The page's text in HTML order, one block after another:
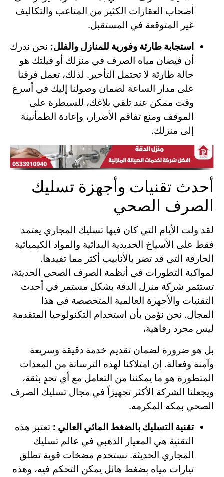
أصحاب العقارات الكثير من المتاعب والتكاليف
غير المتوقعة في المستقبل.
استجابة طارئة وفورية للمنازل والفلل: نحن ندرك
أن فيضان مياه الصرف في منزلك أو فيلتك هو
حالة طارئة لا تحتمل التأخير. لذلك، تعمل فرقنا
على مدار الساعة لضمان وصولنا إليك في أسرع
وقت ممكن عند تلقي بلاغك، للسيطرة على
الموقف ومنع تفاقم الأضرار، وإعادة الطمأنينة
إلى منزلك.
أحدث تقنيات وأجهزة تسليك
الصرف الصحي
لقد ولت الأيام التي كان فيها تسليك المجاري يعتمد
فقط على الأسياخ الحديدية البدائية والمواد الكيميائية
الحارقة التي قد تضر بالأنابيب أكثر مما تفيدها.
لمواكبة التطورات في أنظمة الصرف الصحي الحديثة،
تستثمر شركة منزل الدقة بشكل مستمر في أحدث
التقنيات والأجهزة العالمية المتخصصة في هذا
المجال. نحن نؤمن بأن استخدام التكنولوجيا المتقدمة
ليس مجرد رفاهية،
بل هو ضرورة لضمان تقديم خدمة دقيقة وسريعة
وآمنة وفعالة. إن امتلاكنا لهذه الترسانة من المعدات
المتطورة هو ما يمكننا من التعامل مع أي تحدٍ بثقة،
ويجعلنا الشركة الأكثر تجهيزاً في مجال تسليك الصرف
الصحي بمكه المكرمه.
تقنية التسليك بالضغط المائي العالي : تعتبر هذه
التقنية هي المعيار الذهبي في عالم تسليك
المجاري الحديثة. نستخدم مضخات قوية تطلق
تيارات مياه بضغط هائل يمكن التحكم فيه، وهذه